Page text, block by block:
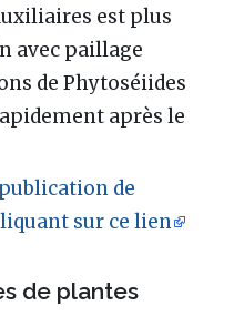
est plus
avec paillage
de Phytoséiides
après le
de
sur ce lien
de plantes